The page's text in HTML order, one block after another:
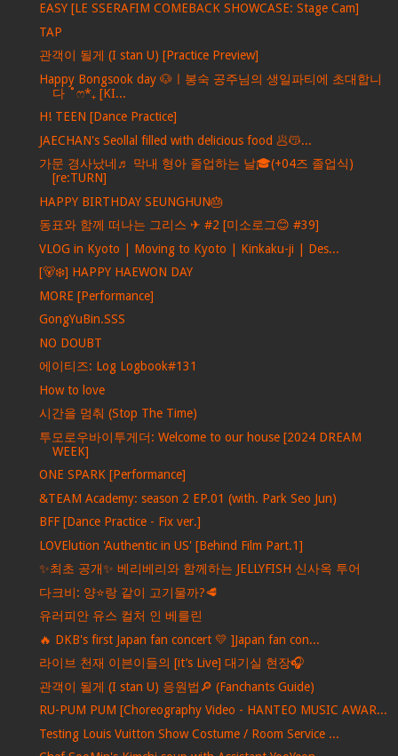
EASY [LE SSERAFIM COMEBACK SHOWCASE: Stage Cam]
TAP
관객이 될게 (I stan U) [Practice Preview]
Happy Bongsook day 🐶ㅣ봉숙 공주님의 생일파티에 초대합니
다 ˚ෆ*₊ [KI...
H! TEEN [Dance Practice]
JAECHAN's Seollal filled with delicious food 🥟😽...
가문 경사났네♬ 막내 형아 졸업하는 날🎓(+04즈 졸업식)
[re:TURN]
HAPPY BIRTHDAY SEUNGHUN🎂
동표와 함께 떠나는 그리스 ✈ #2 [미소로그😊 #39]
VLOG in Kyoto | Moving to Kyoto | Kinkaku-ji | Des...
[🐻‍❄️] HAPPY HAEWON DAY
MORE [Performance]
GongYuBin.SSS
NO DOUBT
에이티즈: Log Logbook#131
How to love
시간을 멈춰 (Stop The Time)
투모로우바이투게더: Welcome to our house [2024 DREAM
WEEK]
ONE SPARK [Performance]
&TEAM Academy: season 2 EP.01 (with. Park Seo Jun)
BFF [Dance Practice - Fix ver.]
LOVElution 'Authentic in US' [Behind Film Part.1]
✨최초 공개✨ 베리베리와 함께하는 JELLYFISH 신사옥 투어
다크비: 양⭐️랑 같이 고기물까?🥩
유러피안 유스 컬처 인 베를린
🔥 DKB's first Japan fan concert 💛 ]Japan fan con...
라이브 천재 이븐이들의 [it’s Live] 대기실 현장🎧
관객이 될게 (I stan U) 응원법🔎 (Fanchants Guide)
RU-PUM PUM [Choreography Video - HANTEO MUSIC AWAR...
Testing Louis Vuitton Show Costume / Room Service ...